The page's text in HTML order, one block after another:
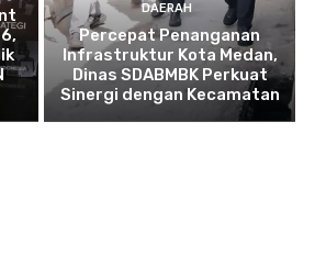
DAERAH
Percepat Penanganan
Infrastruktur Kota Medan,
Dinas SDABMBK Perkuat
Sinergi dengan Kecamatan